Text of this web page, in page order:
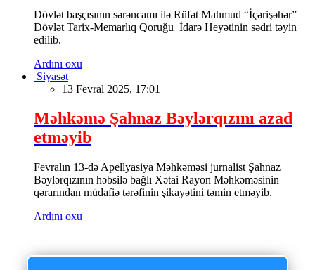
Dövlət başçısının sərəncamı ilə Rüfət Mahmud “İçərişəhər”
Dövlət Tarix-Memarlıq Qoruğu İdarə Heyətinin sədri təyin
edilib.
Ardını oxu
Siyasət
13 Fevral 2025, 17:01
Məhkəmə Şahnaz Bəylərqızını azad
etməyib
Fevralın 13-də Apellyasiya Məhkəməsi jurnalist Şahnaz
Bəylərqızının həbsilə bağlı Xətai Rayon Məhkəməsinin
qərarından müdafiə tərəfinin şikayətini təmin etməyib.
Ardını oxu